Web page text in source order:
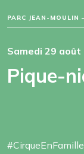
PARC JEAN-MOULIN
Samedi 29 août
Pique-
#CirqueEnFamille